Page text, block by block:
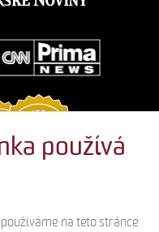
používá
na této stránce